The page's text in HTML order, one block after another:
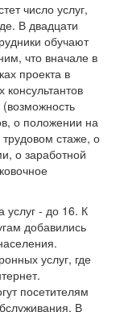
число услуг,
В двадцати
обучают
что вначале в
проекта в
о положении на
стаже, о
о заработной
услуг - до 16. К
добавились
услуг, где
посетителям
В